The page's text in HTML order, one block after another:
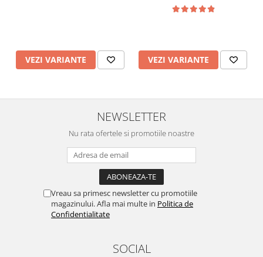
VEZI VARIANTE VEZI VARIANTE
NEWSLETTER
Nu rata ofertele si promotiile noastre
Vreau sa primesc newsletter cu promotiile
magazinului. Afla mai multe in Politica de
Confidentialitate
SOCIAL